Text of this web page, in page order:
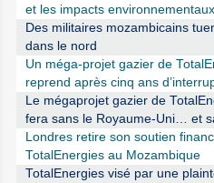
et les impacts environnementaux
Des militaires mozambicains
dans le nord
Un méga-projet gazier de
reprend après cinq ans
Le mégaprojet gazier de
fera sans le Royaume-Uni… et
Londres retire son soutien
TotalEnergies au Mozambique
TotalEnergies visé par une